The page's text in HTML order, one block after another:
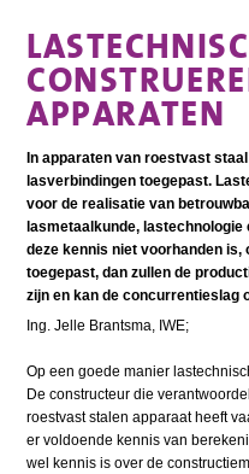
APPARATEN
In apparaten van roestvast
lasverbindingen toegepast.
voor de realisatie van
lasmetaalkunde,
deze kennis niet voorhanden
toegepast, dan zullen de
zijn en kan de concurrentieslag
Ing. Jelle Brantsma, IWE;
Op een goede manier
De constructeur die
roestvast stalen apparaat heeft
er voldoende kennis van
wel kennis is over de